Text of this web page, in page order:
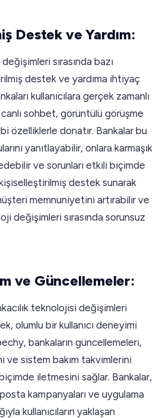
Destek ve Yardım:
sırasında bazı
destek ve yardıma ihtiyaç
kullanıcılara gerçek zamanlı
canlı sohbet, görüntülü görüşme
özelliklerle donatır. Bankalar bu
yanıtlayabilir, onlara karmaşık
ve sorunları etkili biçimde
destek sunarak
memnuniyetini artırabilir ve
değişimleri sırasında sorunsuz
ve Güncellemeler:
teknolojisi değişimleri
olumlu bir kullanıcı deneyimi
bankaların güncellemeleri,
ve sistem bakım takvimlerini
iletmesini sağlar. Bankalar,
kampanyaları ve uygulama
kullanıcıların yaklaşan